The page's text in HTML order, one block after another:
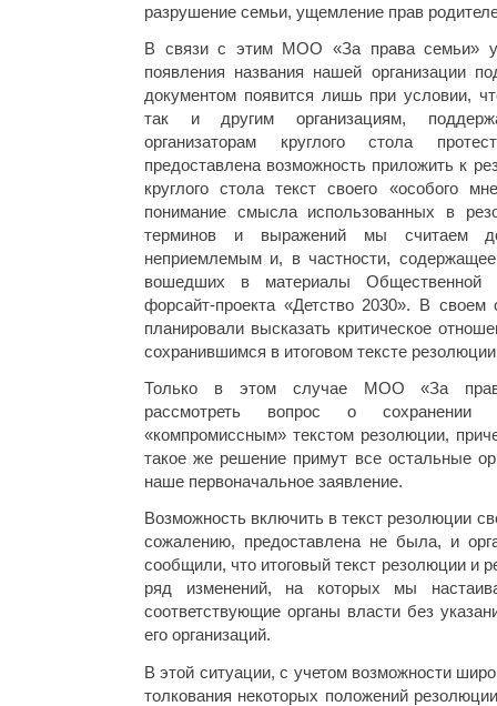
разрушение семьи, ущемление прав
В связи с этим МОО «За права семьи»
появления названия нашей организации
документом появится лишь при условии,
так и другим организациям,
организаторам круглого стола
предоставлена возможность приложить к
круглого стола текст своего «особого
понимание смысла использованных в
терминов и выражений мы считаем
неприемлемым и, в частности,
вошедших в материалы Общественной
форсайт-проекта «Детство 2030». В
планировали высказать критическое
сохранившимся в итоговом тексте
Только в этом случае МОО «За
рассмотреть вопрос о сохранении
«компромиссным» текстом резолюции,
такое же решение примут все остальные
наше первоначальное заявление.
Возможность включить в текст резолюции
сожалению, предоставлена не была, и
сообщили, что итоговый текст резолюции и
ряд изменений, на которых мы
соответствующие органы власти без
его организаций.
В этой ситуации, с учетом возможности
толкования некоторых положений